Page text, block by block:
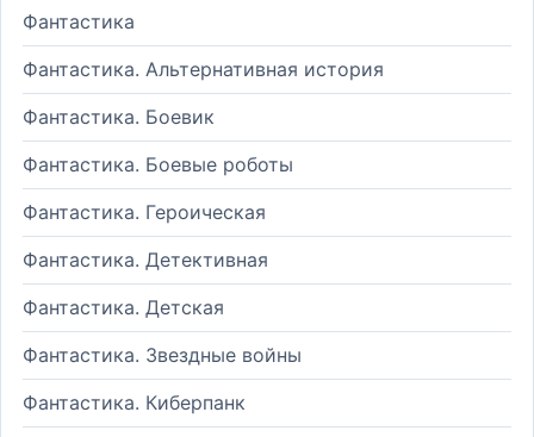
Фантастика
Фантастика. Альтернативная история
Фантастика. Боевик
Фантастика. Боевые роботы
Фантастика. Героическая
Фантастика. Детективная
Фантастика. Детская
Фантастика. Звездные войны
Фантастика. Киберпанк